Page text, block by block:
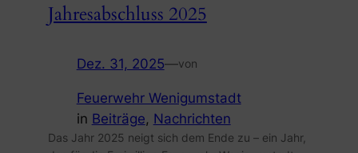
Jahresabschluss 2025
Dez. 31, 2025—von
Feuerwehr Wenigumstadt
in Beiträge, Nachrichten
Das Jahr 2025 neigt sich dem Ende zu – ein Jahr,